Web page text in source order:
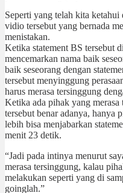
Seperti yang telah kita
vidio tersebut yang bernada
menistakan.
Ketika statement BS tersebut
mencemarkan nama baik
baik seseorang dengan
tersebut menyinggung
harus merasa tersinggung
Ketika ada pihak yang merasa
tersebut benar adanya, hanya
lebih bisa menjabarkan
menit 23 detik.
“Jadi pada intinya menurut
merasa tersinggung, kalau
melakukan seperti yang di
goinglah.”